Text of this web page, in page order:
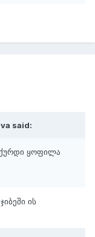
said:
ყოფილა
ის